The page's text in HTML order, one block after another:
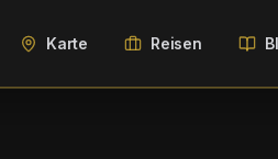
Karte Reisen